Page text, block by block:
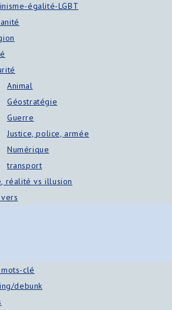
égalité-LGBT
Animal
Géostratégie
Guerre
Justice, police, armée
Numérique
transport
réalité vs illusion
clé
debunk